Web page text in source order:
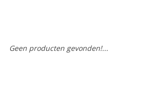
Geen producten gevonden!...